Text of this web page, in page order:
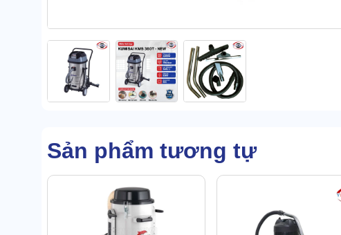
Sản phẩm tương tự